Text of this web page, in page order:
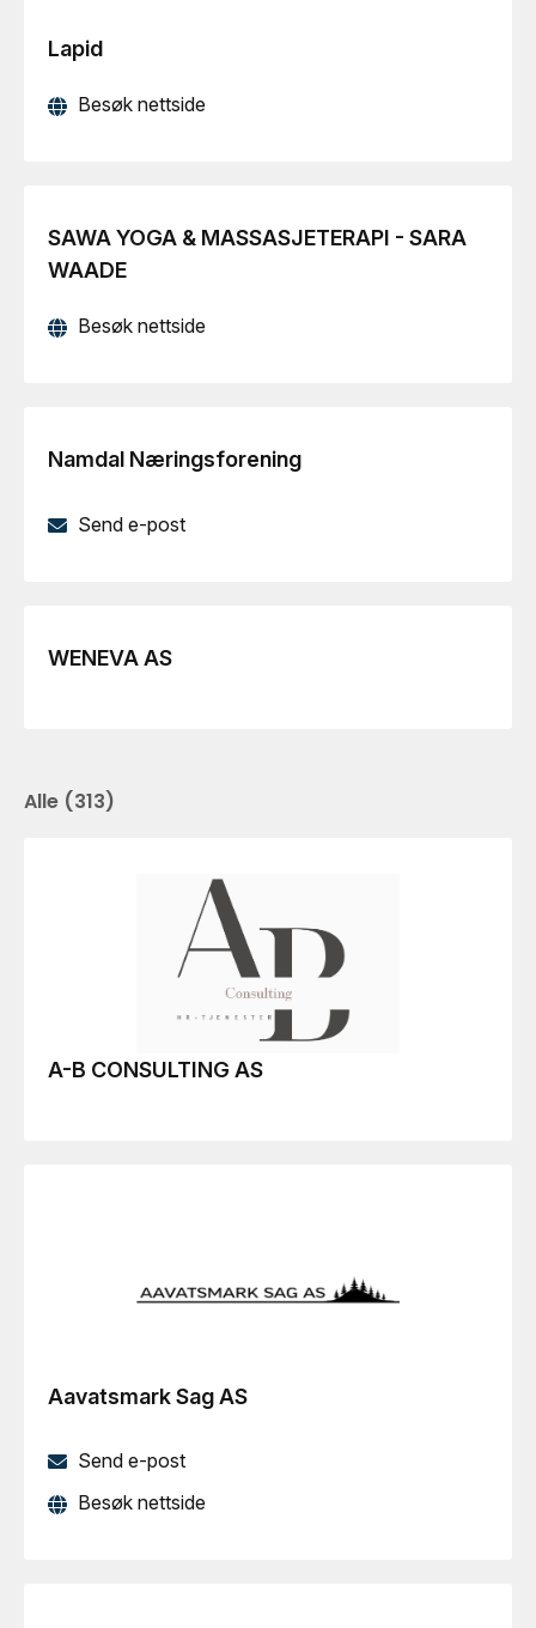
Lapid
Besøk nettside
SAWA YOGA & MASSASJETERAPI - SARA
WAADE
Besøk nettside
Namdal Næringsforening
Send e-post
WENEVA AS
Alle (313)
A-B CONSULTING AS
Aavatsmark Sag AS
Send e-post
Besøk nettside